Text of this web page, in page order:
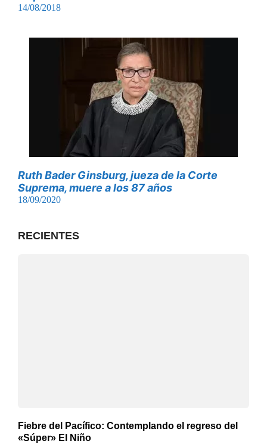
14/08/2018
Ruth Bader Ginsburg, jueza de la Corte
Suprema, muere a los 87 años
18/09/2020
RECIENTES
Fiebre del Pacífico: Contemplando el regreso del
«Súper» El Niño